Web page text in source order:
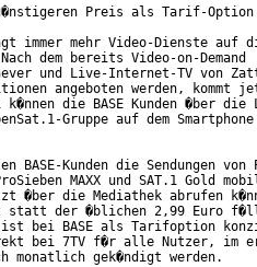
g�nstigeren Preis als Tarif-
immer mehr Video-Dienste auf
dem bereits Video-on-Demand
und Live-Internet-TV von
angeboten werden, kommt
die BASE Kunden �ber die
Gruppe auf dem
BASE-Kunden die Sendungen von
MAXX und SAT.1 Gold
�ber die Mediathek abrufen
statt der �blichen 2,99 Euro
ist bei BASE als Tarifoption
bei 7TV f�r alle Nutzer, im
monatlich gek�ndigt werden.